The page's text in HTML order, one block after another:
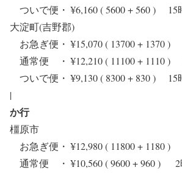
ついで便・ ¥6,160 ( 5600 + 560 )
大淀町(吉野郡)
お急ぎ便・ ¥15,070 ( 13700 + 1370
通常便 ・ ¥12,210 ( 11100 + 1110 )
ついで便・ ¥9,130 ( 8300 + 830 )
|
か行
橿原市
お急ぎ便・ ¥12,980 ( 11800 + 1180
通常便 ・ ¥10,560 ( 9600 + 960 ) 2